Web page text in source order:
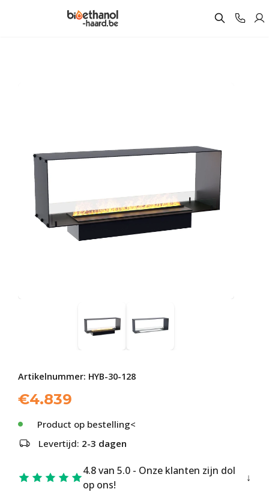
Artikelnummer: HYB-30-128
€4.839
Product op bestelling<
Levertijd: 2-3 dagen
4.8 van 5.0 - Onze klanten zijn dol
op ons!